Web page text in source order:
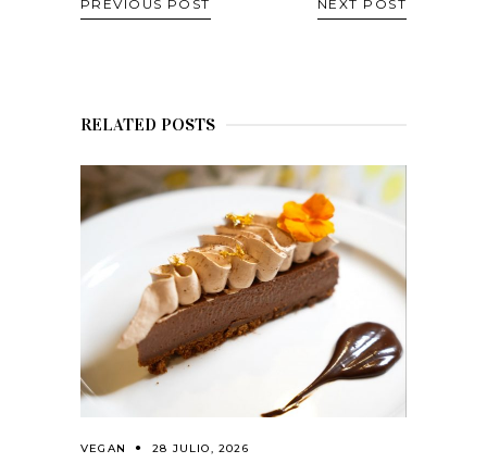
PREVIOUS POST NEXT POST
RELATED POSTS
VEGAN 28 JULIO, 2026